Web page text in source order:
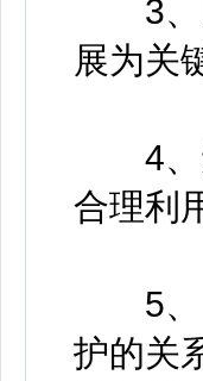
3、以
展为关
4、无
合理利
5、
护的关